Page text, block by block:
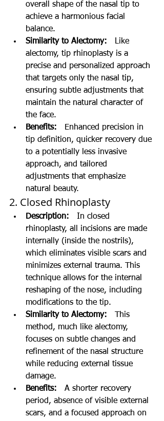
overall shape of the nasal tip to
achieve a harmonious facial
balance.
Similarity to Alectomy: Like
alectomy, tip rhinoplasty is a
precise and personalized approach
that targets only the nasal tip,
ensuring subtle adjustments that
maintain the natural character of
the face.
Benefits: Enhanced precision in
tip definition, quicker recovery due
to a potentially less invasive
approach, and tailored
adjustments that emphasize
natural beauty.
2. Closed Rhinoplasty
Description: In closed
rhinoplasty, all incisions are made
internally (inside the nostrils),
which eliminates visible scars and
minimizes external trauma. This
technique allows for the internal
reshaping of the nose, including
modifications to the tip.
Similarity to Alectomy: This
method, much like alectomy,
focuses on subtle changes and
refinement of the nasal structure
while reducing external tissue
damage.
Benefits: A shorter recovery
period, absence of visible external
scars, and a focused approach on